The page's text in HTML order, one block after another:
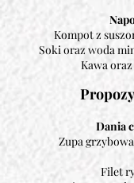
Kompot z
Soki oraz woda
Kawa
Dania
Zupa
Filet